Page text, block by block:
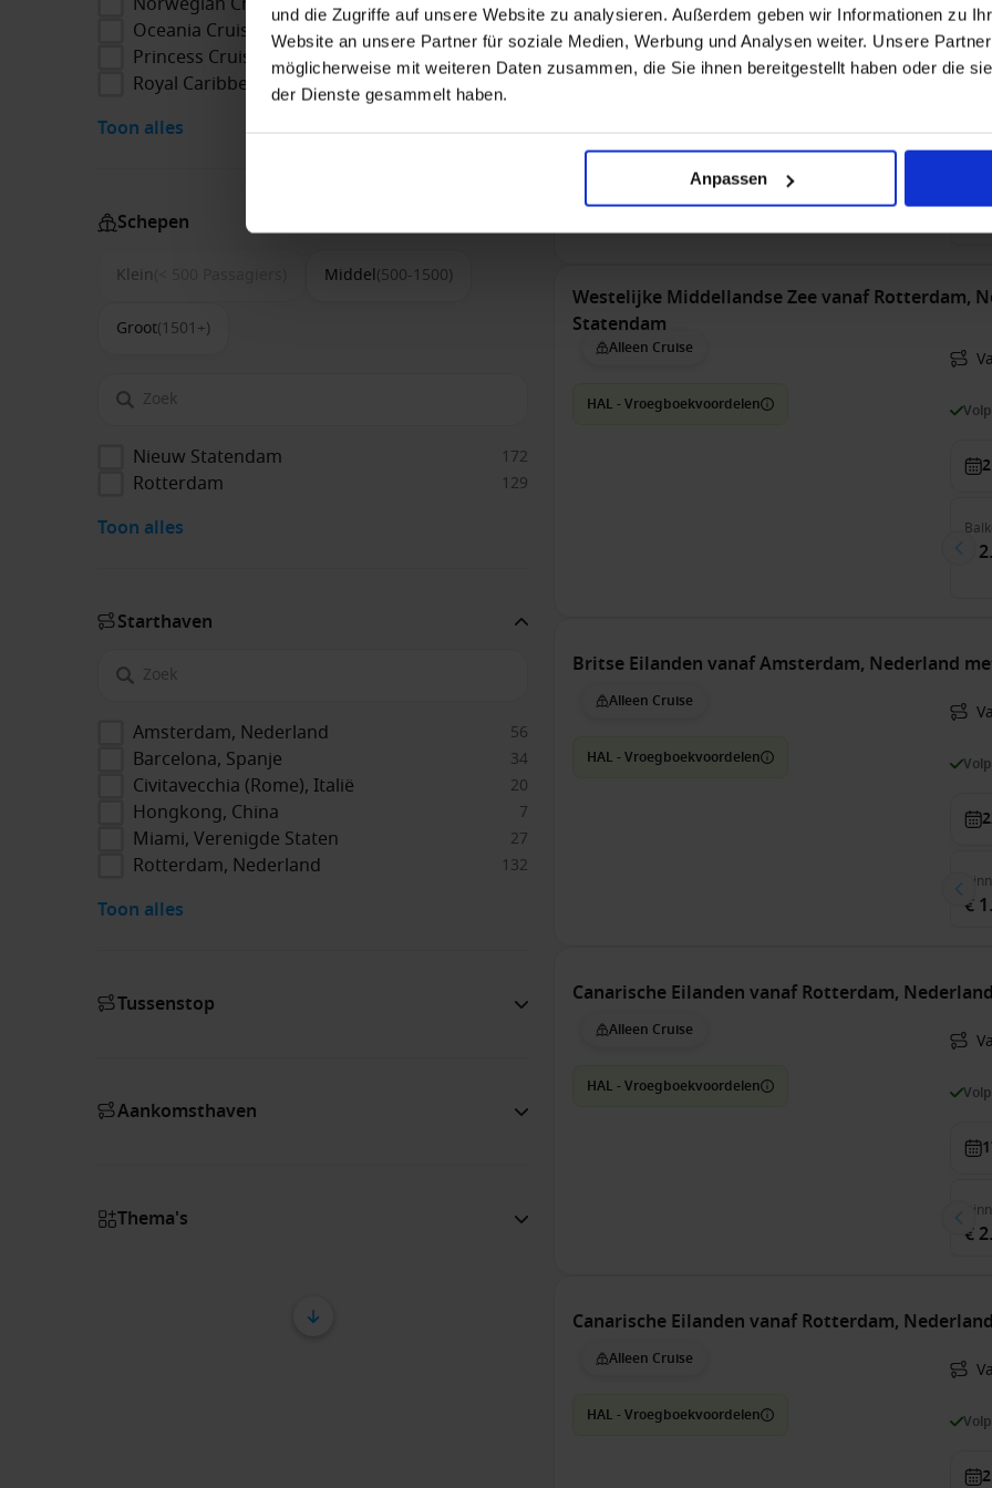
und die Zugriffe auf unsere Website zu analysieren. Außerdem geben wir Informationen zu
Website an unsere Partner für soziale Medien, Werbung und Analysen weiter. Unsere
möglicherweise mit weiteren Daten zusammen, die Sie ihnen bereitgestellt haben oder die
der Dienste gesammelt haben.
Anpassen
Oceania Cruises
Princess Cruises 1181
Royal Caribbean
Toon alles
Schepen
Klein Middel(500-1500)
Groot(1501+)
Nieuw Statendam 172
Rotterdam 129
Toon alles
Start­haven
Amsterdam, Nederland 56
Barcelona, Spanje 34
Civitavecchia (Rome), Italië 20
Hongkong, China 7
Miami, Verenigde Staten 27
Rotterdam, Nederland 132
Toon alles
Tussenstop
Aankomsthaven
Thema's
HAL - Vroegboekvoordelen
€
Westelijke Middellandse Zee vanaf Rotterdam,
Statendam
Alleen Cruise
HAL - Vroegboekvoordelen
€
Britse Eilanden vanaf Amsterdam, Nederland
Alleen Cruise
HAL - Vroegboekvoordelen
€
Canarische Eilanden vanaf Rotterdam,
Alleen Cruise
HAL - Vroegboekvoordelen
€
Canarische Eilanden vanaf Rotterdam,
Alleen Cruise
HAL - Vroegboekvoordelen